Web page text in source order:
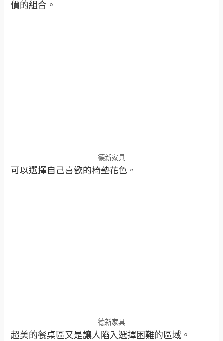
價的組合。
德新家具
可以選擇自己喜歡的椅墊花色。
德新家具
超美的餐桌區又是讓人陷入選擇困難的區域。